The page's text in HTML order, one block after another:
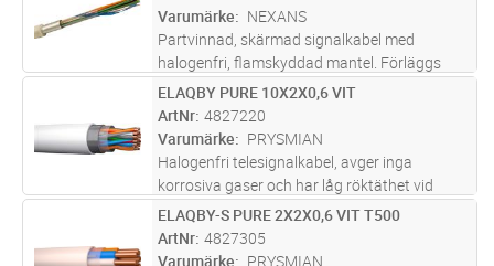
erfordras. Kabeln förläggs inomhus i fast
förläggning och...läs mer
Varumärke
NEXANS
Partvinnad, skärmad signalkabel med
halogenfri, flamskyddad mantel. Förläggs
inom- och utomhus, även i mark i slang/rör.
Uppfyller brandkrav enligt CPR klass
Dcas2d2a2.
M Lägg i kundvagn
ELAQBY PURE 10X2X0,6 VIT
ArtNr 4827220
Varumärke
PRYSMIAN
Halogenfri telesignalkabel, avger inga
korrosiva gaser och har låg röktäthet vid
brand. Fast förläggning inom- och utomhus,
på bärlina, samt i mark om kabeln skyddas
mot mekanisk åverkan. Lämplig för
M Lägg i kundvagn
ELAQBY-S PURE 2X2X0,6 VIT T500
ArtNr 4827305
Varumärke
PRYSMIAN